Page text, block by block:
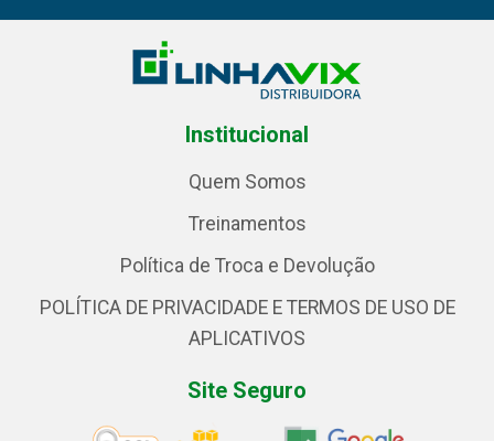
Institucional
Quem Somos
Treinamentos
Política de Troca e Devolução
POLÍTICA DE PRIVACIDADE E TERMOS DE USO DE
APLICATIVOS
Site Seguro